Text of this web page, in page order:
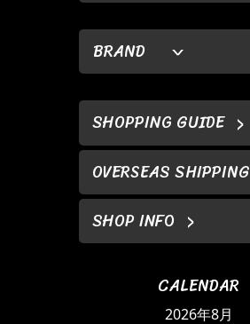
BRAND
SHOPPING GUIDE
OVERSEAS SHIPPING
SHOP INFO
CALENDAR
2026年8月